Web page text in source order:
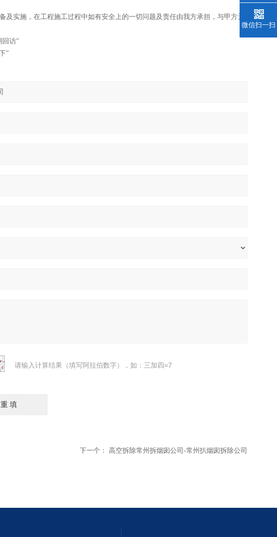
实施，在工程施工过程中如有安全上的一切问题及责任由我方承担，与甲方无
回访”
”
请输入计算结果（填写阿拉伯数字），如：三加四=7
下一个： 高空拆除常州拆烟囱公司-常州扒烟囱拆除公司
微信扫一扫